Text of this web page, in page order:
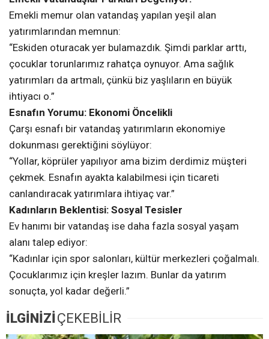
Emekli memur olan vatandaş yapılan yeşil alan
yatırımlarından memnun:
“Eskiden oturacak yer bulamazdık. Şimdi parklar arttı,
çocuklar torunlarımız rahatça oynuyor. Ama sağlık
yatırımları da artmalı, çünkü biz yaşlıların en büyük
ihtiyacı o.”
Esnafın Yorumu: Ekonomi Öncelikli
Çarşı esnafı bir vatandaş yatırımların ekonomiye
dokunması gerektiğini söylüyor:
“Yollar, köprüler yapılıyor ama bizim derdimiz müşteri
çekmek. Esnafın ayakta kalabilmesi için ticareti
canlandıracak yatırımlara ihtiyaç var.”
Kadınların Beklentisi: Sosyal Tesisler
Ev hanımı bir vatandaş ise daha fazla sosyal yaşam
alanı talep ediyor:
“Kadınlar için spor salonları, kültür merkezleri çoğalmalı.
Çocuklarımız için kreşler lazım. Bunlar da yatırım
sonuçta, yol kadar değerli.”
İLGİNİZİ ÇEKEBİLİR